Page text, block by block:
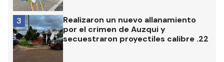
Realizaron un nuevo allanamiento
por el crimen de Auzqui y
secuestraron proyectiles calibre .22
3